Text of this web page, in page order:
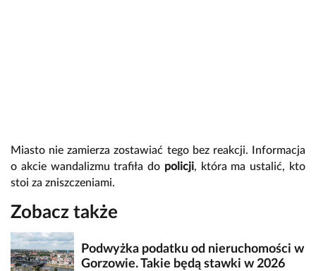
Miasto nie zamierza zostawiać tego bez reakcji. Informacja
o akcie wandalizmu trafiła do policji, która ma ustalić, kto
stoi za zniszczeniami.
Zobacz także
Podwyżka podatku od nieruchomości w
Gorzowie. Takie będą stawki w 2026